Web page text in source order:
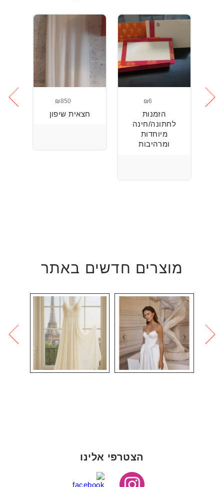
₪6
הזמנות
לחתונה/חינה
מיוחדות
ומרהיבות
₪850
חצאית שיפון
מוצרים חדשים באתר
הצטרפי אלינו